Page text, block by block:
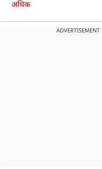
अधिक
ADVERTISEMENT